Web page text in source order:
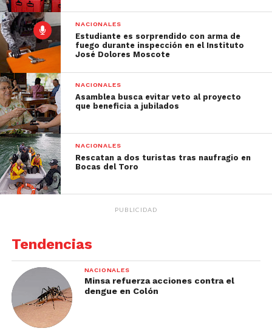
NACIONALES
Estudiante es sorprendido con arma de
fuego durante inspección en el Instituto
José Dolores Moscote
NACIONALES
Asamblea busca evitar veto al proyecto
que beneficia a jubilados
NACIONALES
Rescatan a dos turistas tras naufragio en
Bocas del Toro
PUBLICIDAD
Tendencias
NACIONALES
Minsa refuerza acciones contra el
dengue en Colón